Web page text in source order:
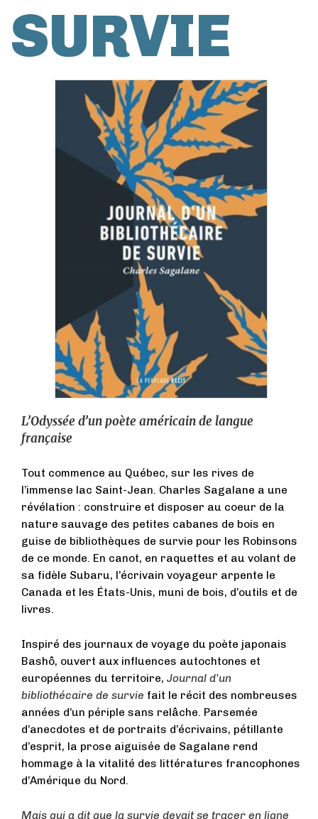
SURVIE
L’Odyssée d’un poète américain de langue
française
Tout commence au Québec, sur les rives de
l’immense lac Saint-Jean. Charles Sagalane a une
révélation : construire et disposer au coeur de la
nature sauvage des petites cabanes de bois en
guise de bibliothèques de survie pour les Robinsons
de ce monde. En canot, en raquettes et au volant de
sa fidèle Subaru, l’écrivain voyageur arpente le
Canada et les États-Unis, muni de bois, d’outils et de
livres.
Inspiré des journaux de voyage du poète japonais
Bashô, ouvert aux influences autochtones et
européennes du territoire, Journal d’un
bibliothécaire de survie fait le récit des nombreuses
années d’un périple sans relâche. Parsemée
d’anecdotes et de portraits d’écrivains, pétillante
d’esprit, la prose aiguisée de Sagalane rend
hommage à la vitalité des littératures francophones
d’Amérique du Nord.
Mais qui a dit que la survie devait se tracer en ligne